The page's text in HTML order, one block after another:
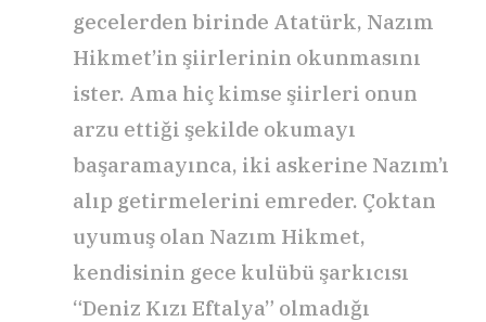
gecelerden birinde Atatürk, Nazım
Hikmet’in şiirlerinin okunmasını
ister. Ama hiç kimse şiirleri onun
arzu ettiği şekilde okumayı
başaramayınca, iki askerine Nazım’ı
alıp getirmelerini emreder. Çoktan
uyumuş olan Nazım Hikmet,
kendisinin gece kulübü şarkıcısı
“Deniz Kızı Eftalya” olmadığı